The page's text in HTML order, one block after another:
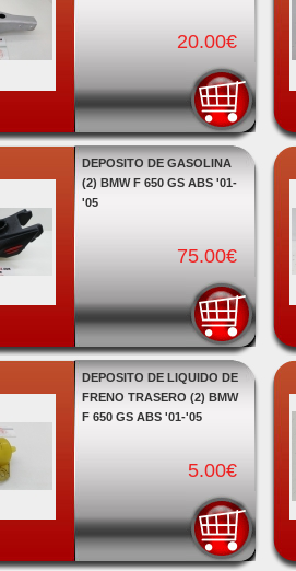
20.00€
DEPOSITO DE GASOLINA
(2) BMW F 650 GS ABS '01-
'05
75.00€
DEPOSITO DE LIQUIDO DE
FRENO TRASERO (2) BMW
F 650 GS ABS '01-'05
5.00€